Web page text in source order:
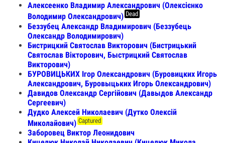
Алексеенко Владимир Александрович (Олексієнко
Володимир Олександрович) Dead
Беззубец Александр Владимирович (Беззубець
Олександр Володимирович)
Бистрицкий Святослав Викторович (Бистрицький
Святослав Вікторович, Быстрицкий Святослав
Викторович)
БУРОВИЦЬКИХ Ігор Олександрович (Буровицких Игорь
Александрович, Буровыцьких Игорь Олександрович)
Давидов Олександр Сергійович (Давыдов Александр
Сергеевич)
Дудко Алексей Николаевич (Дутко Олексій
Миколайович) Captured
Заборовец Виктор Леонидович